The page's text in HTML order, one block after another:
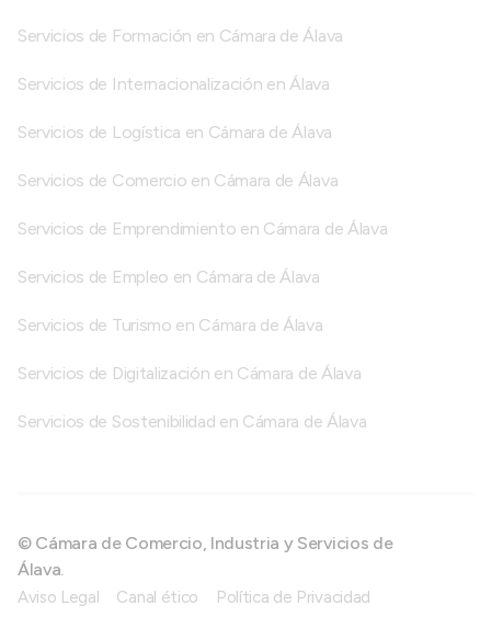
Servicios de Formación en Cámara de Álava
Servicios de Internacionalización en Álava
Servicios de Logística en Cámara de Álava
Servicios de Comercio en Cámara de Álava
Servicios de Emprendimiento en Cámara de Álava
Servicios de Empleo en Cámara de Álava
Servicios de Turismo en Cámara de Álava
Servicios de Digitalización en Cámara de Álava
Servicios de Sostenibilidad en Cámara de Álava
© Cámara de Comercio, Industria y Servicios de
Álava.
Aviso Legal Canal ético
Política de Privacidad